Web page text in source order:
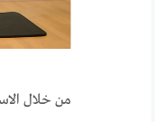
من خلال